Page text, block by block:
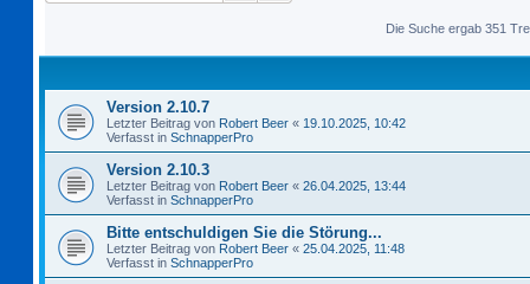
Die Suche ergab 351
Version 2.10.7
Letzter Beitrag von Robert Beer « 19.10.2025, 10:42
Verfasst in SchnapperPro
Version 2.10.3
Letzter Beitrag von Robert Beer « 26.04.2025, 13:44
Verfasst in SchnapperPro
Bitte entschuldigen Sie die Störung...
Letzter Beitrag von Robert Beer « 25.04.2025, 11:48
Verfasst in SchnapperPro